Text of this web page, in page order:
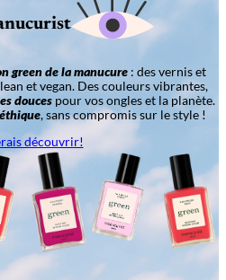
green de la manucure: des vernis et
et vegan. Des couleurs vibrantes,
douces pour vos ongles et la planète.
, sans compromis sur le style !
découvrir!